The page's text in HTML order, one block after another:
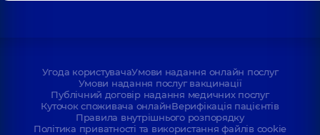
Угода користувачаУмови надання онлайн послуг
Умови надання послуг вакцинації
Публічний договір надання медичних послуг
Куточок споживача онлайнВерифікація пацієнтів
Правила внутрішнього розпорядку
Політика приватності та використання файлів cookie